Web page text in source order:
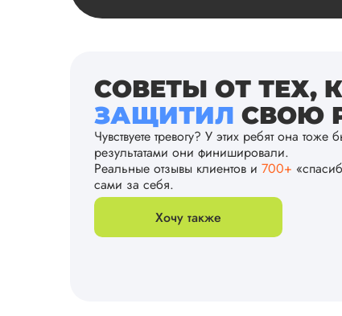
СОВЕТЫ ОТ ТЕХ,
ЗАЩИТИЛ СВОЮ
Чувствуете тревогу? У этих ребят она
результатами они финишировали.
Реальные отзывы клиентов и 700+
сами за себя.
Хочу также